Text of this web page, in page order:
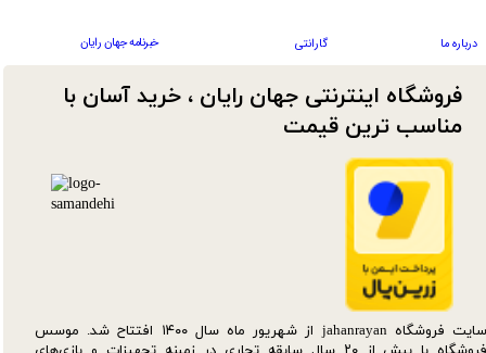
سایت فروشگاه jahanrayan از شهریور ماه سال ۱۴۰۰ افتتاح شد. موسس
فروشگاه اینترنتی جهان رایان ، خرید آسان با
مناسب ترین قیمت​​​​​​​
درباره ما گارانتی خبرنامه جهان رایان